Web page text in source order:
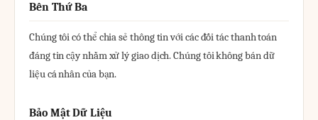
Bên Thứ Ba
Chúng tôi có thể chia sẻ thông tin với các đối tác thanh toán
đáng tin cậy nhằm xử lý giao dịch. Chúng tôi không bán dữ
liệu cá nhân của bạn.
Bảo Mật Dữ Liệu